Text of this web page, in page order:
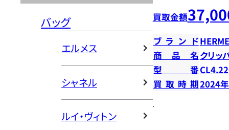
バッグ
エルメス
シャネル
ルイ・ヴィトン
買取金額
ブランド
商品名 クリッ
型番
買取時期2024